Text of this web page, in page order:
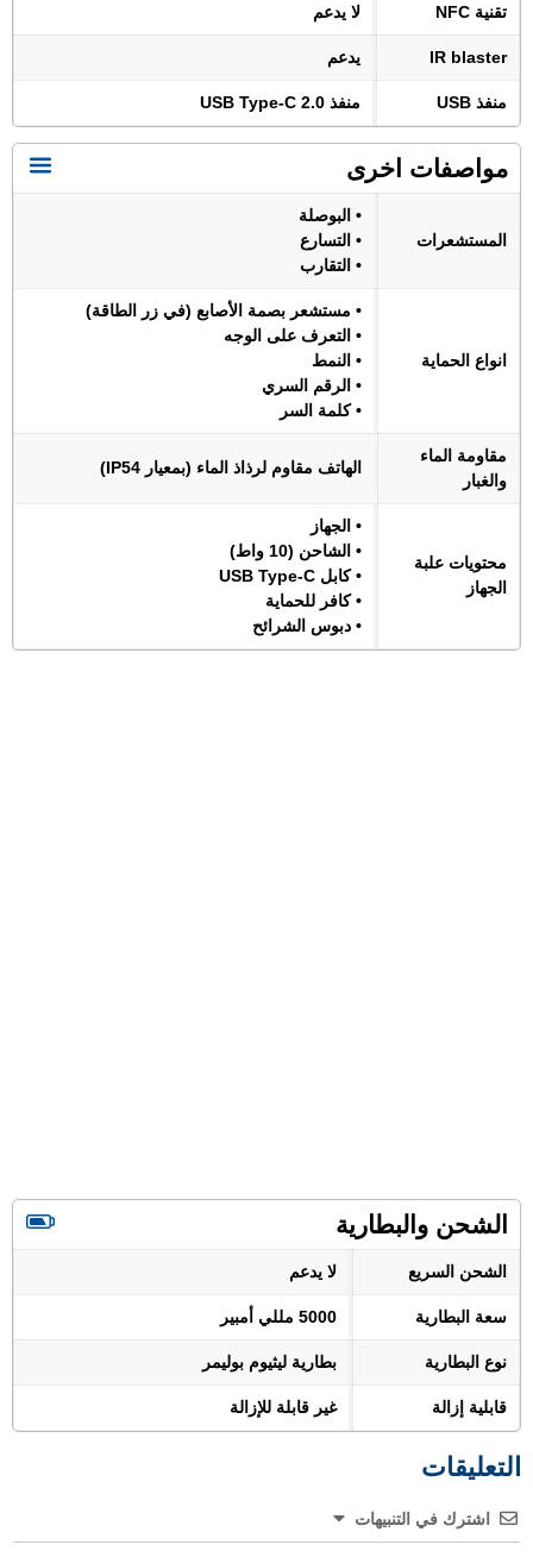
تقنية NFC لا يدعم
IR blaster يدعم
منفذ USB منفذ USB Type-C 2.0
مواصفات اخرى
المستشعرات
• البوصلة
• التسارع
• التقارب
انواع الحماية
• مستشعر بصمة الأصابع (في زر الطاقة)
• التعرف على الوجه
• النمط
• الرقم السري
• كلمة السر
مقاومة الماء
والغبار
الهاتف مقاوم لرذاذ الماء (بمعيار IP54)
محتويات علبة
الجهاز
• الجهاز
• الشاحن (10 واط)
• كابل USB Type-C
• كافر للحماية
• دبوس الشرائح
الشحن والبطارية
الشحن السريع لا يدعم
سعة البطارية 5000 مللي أمبير
نوع البطارية بطارية ليثيوم بوليمر
قابلية إزالة غير قابلة للإزالة
التعليقات
اشترك في التنبيهات